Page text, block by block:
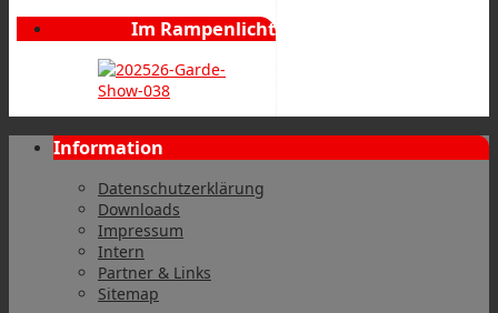
Im Rampenlicht
Information
Datenschutzerklärung
Downloads
Impressum
Intern
Partner & Links
Sitemap